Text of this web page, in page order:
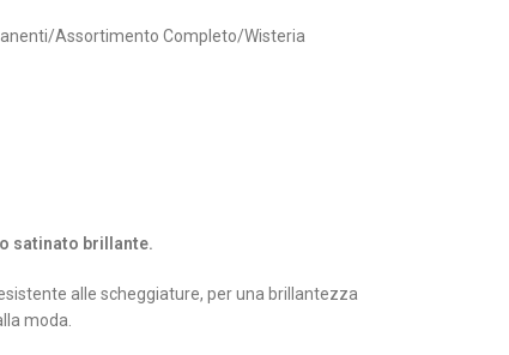
Assortimento Completo Wisteria
satinato brillante.
alle scheggiature, per una brillantezza
moda.